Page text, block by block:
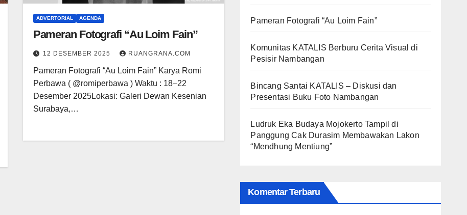
ADVERTORIAL AGENDA
Pameran Fotografi “Au Loim Fain”
12 DESEMBER 2025 RUANGRANA.COM
Pameran Fotografi “Au Loim Fain” Karya Romi
Perbawa ( @romiperbawa ) Waktu : 18–22
Desember 2025Lokasi: Galeri Dewan Kesenian
Surabaya,…
Pameran Fotografi “Au Loim Fain”
Komunitas KATALIS Berburu Cerita Visual di
Pesisir Nambangan
Bincang Santai KATALIS – Diskusi dan
Presentasi Buku Foto Nambangan
Ludruk Eka Budaya Mojokerto Tampil di
Panggung Cak Durasim Membawakan Lakon
“Mendhung Mentiung”
Komentar Terbaru